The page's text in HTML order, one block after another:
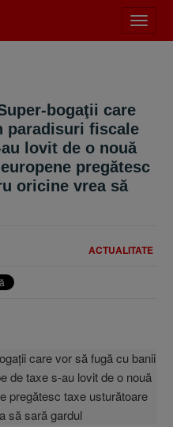
meniu
bogaţii care
paradisuri fiscale
lovit de o nouă
pregătesc
oricine vrea să
ACTUALITATE